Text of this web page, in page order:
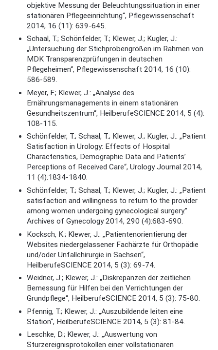
objektive Messung der Beleuchtungssituation in einer
stationären Pflegeeinrichtung“, Pflegewissenschaft
2014, 16 (11): 639-645.
Schaal, T.; Schönfelder, T.; Klewer, J.; Kugler, J.:
„Untersuchung der Stichprobengrößen im Rahmen von
MDK Transparenzprüfungen in deutschen
Pflegeheimen“, Pflegewissenschaft 2014, 16 (10):
586-589.
Meyer, F.; Klewer, J.: „Analyse des
Ernährungsmanagements in einem stationären
Gesundheitszentrum“, HeilberufeSCIENCE 2014, 5 (4):
108-115.
Schönfelder, T.; Schaal, T.; Klewer, J.; Kugler, J.: „Patient
Satisfaction in Urology: Effects of Hospital
Characteristics, Demographic Data and Patients’
Perceptions of Received Care“, Urology Journal 2014,
11 (4):1834-1840.
Schönfelder, T.; Schaal, T.; Klewer, J.; Kugler, J.: „Patient
satisfaction and willingness to return to the provider
among women undergoing gynecological surgery.”
Archives of Gynecology 2014, 290 (4):683-690.
Kocksch, K.; Klewer, J.: „Patientenorientierung der
Websites niedergelassener Fachärzte für Orthopädie
und/oder Unfallchirurgie in Sachsen“,
HeilberufeSCIENCE 2014, 5 (3): 69-74.
Weidner, J.; Klewer, J.: „Diskrepanzen der zeitlichen
Bemessung für Hilfen bei den Verrichtungen der
Grundpflege“, HeilberufeSCIENCE 2014, 5 (3): 75-80.
Pfennig, T.; Klewer, J.: „Auszubildende leiten eine
Station“, HeilberufeSCIENCE 2014, 5 (3): 81-84.
Leschke, D.; Klewer, J.: „Auswertung von
Sturzereignisprotokollen einer vollstationären